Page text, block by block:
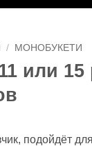
/ МОНОБУКЕТИ
или
подойдёт